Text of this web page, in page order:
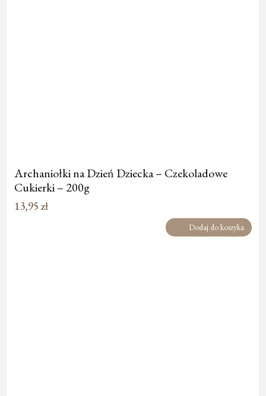
Archaniołki na Dzień Dziecka – Czekoladowe
Cukierki – 200g
13,95 zł
Dodaj do koszyka